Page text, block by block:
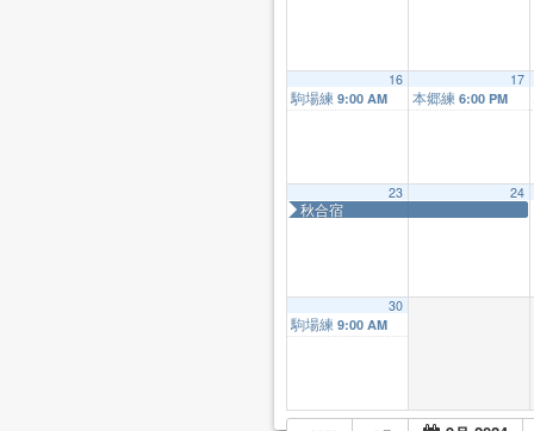
16
駒場練 9:00 AM
17
本郷練 6:00 PM
23
秋合宿
24
30
駒場練 9:00 AM